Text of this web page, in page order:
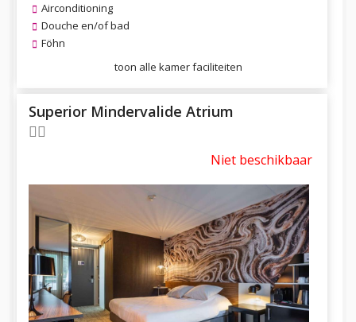
Airconditioning
Douche en/of bad
Föhn
toon alle kamer faciliteiten
Superior Mindervalide Atrium
Niet beschikbaar